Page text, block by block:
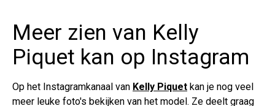
Meer zien van Kelly
Piquet kan op Instagram
Op het Instagramkanaal van Kelly Piquet kan je nog veel
meer leuke foto's bekijken van het model. Ze deelt graag